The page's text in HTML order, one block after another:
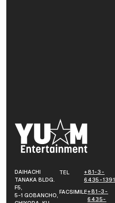
DAIHACHI
TANAKA BLDG.
F5,
5-1 GOBANCHO,
TEL
+81-3-
6435-1391
FACSIMILE+81-3-
6435-